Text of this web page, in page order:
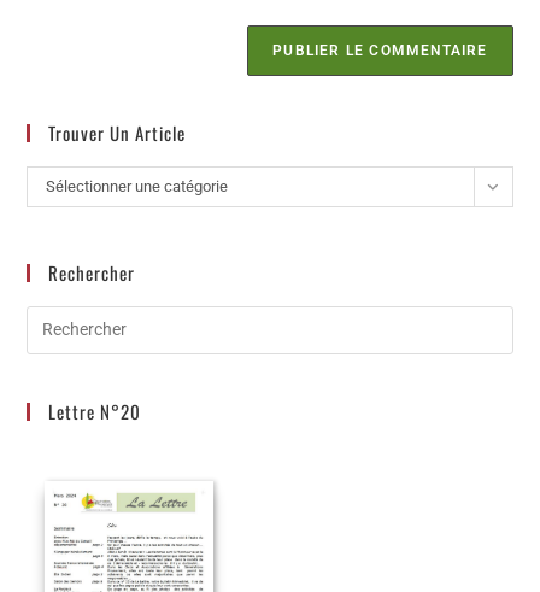
Trouver Un Article
Sélectionner une catégorie
Rechercher
Lettre N°20